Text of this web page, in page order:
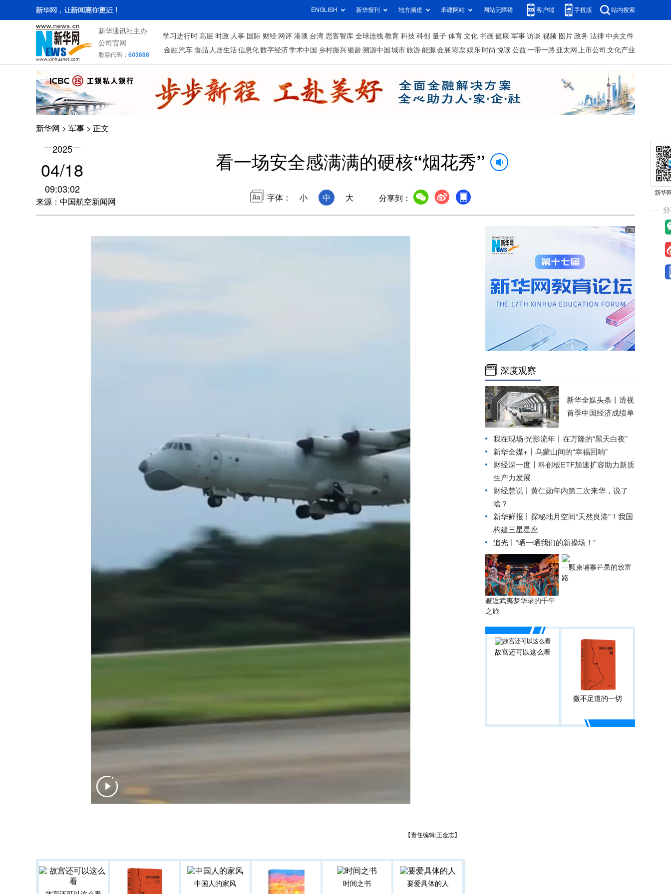
ENGLISH 新华报刊 地方频道 承建网站 网站无障碍 客户端 手机版 站内搜索
新华通讯社主办
公司官网
股票代码： 603888
学习进行时 高层 时政 人事 国际 财经 网评 港澳 台湾 思客智库 全球连线 教育 科技 科创 量子 体育 文化 书画 健康 军事 访谈 视频 图片 政务 法律 中央文件
金融 汽车 食品 人居生活信息化数字经济学术中国 乡村振兴银龄溯源中国 城市旅游 能源 会展 彩票娱乐 时尚 悦读 公益 一带一路 亚太网 上市公司 文化产业
新华网 > 军事 > 正文
2025
04/18
09:03:02
来源：中国航空新闻网
看一场安全感满满的硬核“烟花秀”
字体： 小 中 大 分享到：
【责任编辑:王金志】
中国人的家风 时间之书 要爱具体的人
深度观察
新华全媒头条丨 透视
首季中国经济成绩单
我在现场·光影流年丨在万隆的“黑天白夜”
新华全媒+丨 乌蒙山间的“幸福回响”
财经深一度丨科创板ETF加速扩容助力新质
生产力发展
财经慧说丨黄仁勋年内第二次来华，说了
啥？
新华鲜报丨探秘地月空间“天然良港”！我国
构建三星星座
追光丨 “晒一晒我们的新操场！”
邂逅武夷梦华录的千年
之旅
一颗柬埔寨芒果的致富
路
故宫还可以这么看
微不足道的一切